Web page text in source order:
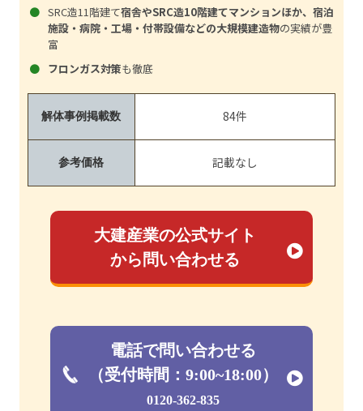
SRC造11階建て宿舎やSRC造10階建てマンションほか、宿泊
施設・病院・工場・付帯設備などの大規模建造物の実績が豊
富
フロンガス対策も徹底
解体事例掲載数 84件
参考価格 記載なし
大建産業の公式サイト
から問い合わせる
電話で問い合わせる
（受付時間：9:00~18:00）
0120-362-835